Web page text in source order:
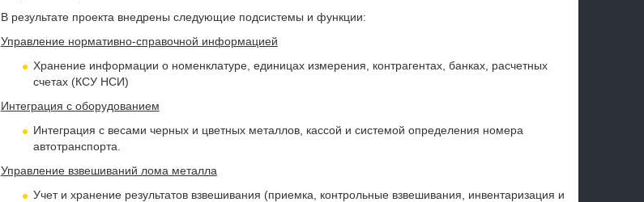
В результате проекта внедрены следующие подсистемы и функции:
Управление нормативно-справочной информацией
Хранение информации о номенклатуре, единицах измерения, контрагентах, банках, расчетных
счетах (КСУ НСИ)
Интеграция с оборудованием
Интеграция с весами черных и цветных металлов, кассой и системой определения номера
автотранспорта.
Управление взвешиваний лома металла
Учет и хранение результатов взвешивания (приемка, контрольные взвешивания, инвентаризация и